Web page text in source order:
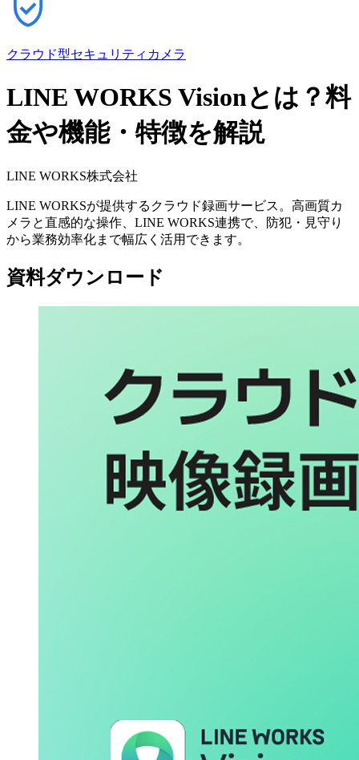
クラウド型セキュリティカメラ
LINE WORKS Visionとは？料
金や機能・特徴を解説
LINE WORKS株式会社
LINE WORKSが提供するクラウド録画サービス。高画質カ
メラと直感的な操作、LINE WORKS連携で、防犯・見守り
から業務効率化まで幅広く活用できます。
資料ダウンロード